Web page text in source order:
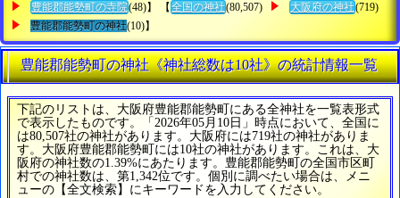
豊能郡能勢町の寺院(48)】 【 全国の神社(80,507) 大阪府の神社(719)
豊能郡能勢町の神社(10)】
豊能郡能勢町の神社《神社総数は10社》の統計情報一覧
下記のリストは、大阪府豊能郡能勢町にある全神社を一覧表形式
で表示したものです。「2026年05月10日」時点において、全国に
は80,507社の神社があります。大阪府には719社の神社がありま
す。大阪府豊能郡能勢町には10社の神社があります。これは、大
阪府の神社数の1.39%にあたります。豊能郡能勢町の全国市区町
村での神社数は、第1,342位です。個別に調べたい場合は、メニ
ューの【全文検索】にキーワードを入力してください。